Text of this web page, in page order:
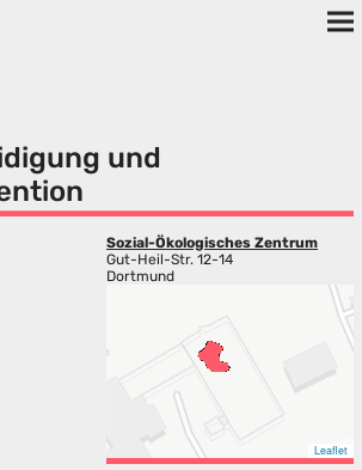
und
Sozial-Ökologisches Zentrum
Gut-Heil-Str. 12-14
Dortmund
Leaflet